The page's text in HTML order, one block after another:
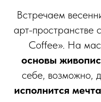
Встречаем
арт-пространстве
Coffee». На
основы
себе, возможно,
исполнится мечта